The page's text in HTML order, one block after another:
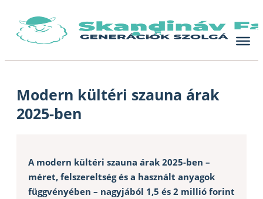
content
Modern kültéri szauna árak
2025-ben
A modern kültéri szauna árak 2025-ben –
méret, felszereltség és a használt anyagok
függvényében – nagyjából 1,5 és 2 millió forint